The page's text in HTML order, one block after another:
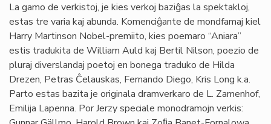
La gamo de verkistoj, je kies verkoj baziĝas la spektakloj,
estas tre varia kaj abunda. Komenciĝante de mondfamaj kiel
Harry Martinson Nobel-premiito, kies poemaro “Aniara”
estis tradukita de William Auld kaj Bertil Nilson, poezio de
pluraj diverslandaj poetoj en bonega traduko de Hilda
Drezen, Petras Ĉelauskas, Fernando Diego, Kris Long k.a.
Parto estas bazita je originala dramverkaro de L. Zamenhof,
Emilija Lapenna. Por Jerzy speciale monodramojn verkis: